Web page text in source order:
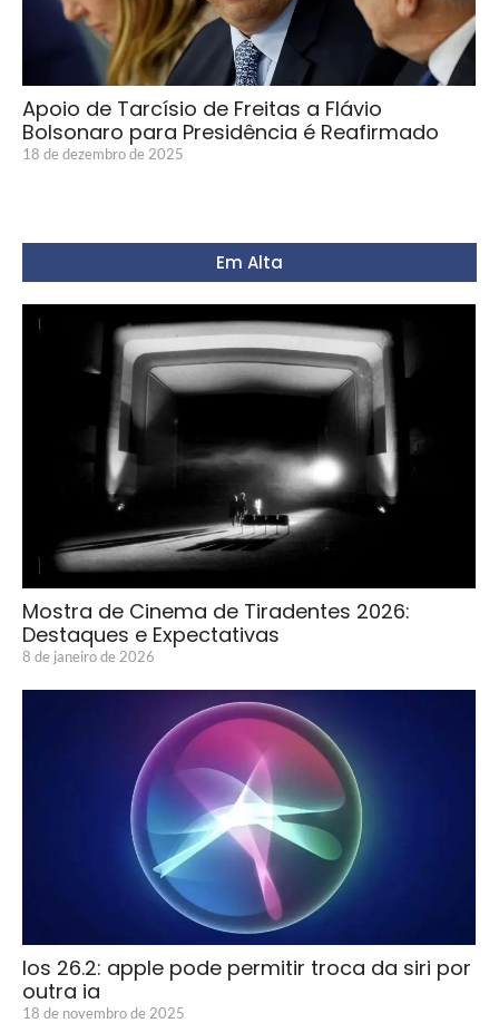
Apoio de Tarcísio de Freitas a Flávio
Bolsonaro para Presidência é Reafirmado
18 de dezembro de 2025
Em Alta
Mostra de Cinema de Tiradentes 2026:
Destaques e Expectativas
8 de janeiro de 2026
Ios 26.2: apple pode permitir troca da siri por
outra ia
18 de novembro de 2025